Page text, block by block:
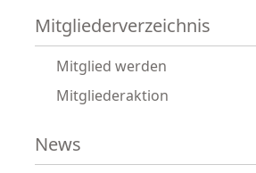
Mitgliederverzeichnis
Mitglied werden
Mitgliederaktion
News